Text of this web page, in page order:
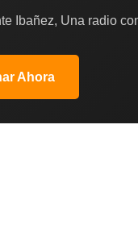
Ibañez, Una radio
Ahora